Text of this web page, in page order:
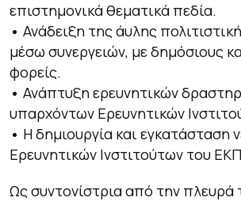
επιστημονικά θεματικά πεδία.
• Ανάδειξη της άυλης
μέσω συνεργειών, με δημόσιους
φορείς.
• Ανάπτυξη ερευνητικών
υπαρχόντων Ερευνητικών
• Η δημιουργία και εγκατάσταση
Ερευνητικών Ινστιτούτων του
Ως συντονίστρια από την